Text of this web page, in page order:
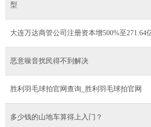
型
大连万达商管公司注册资本增500%至271.64
恶意噪音扰民得不到解决
胜利羽毛球拍官网查询_胜利羽毛球拍官网
多少钱的山地车算得上入门？